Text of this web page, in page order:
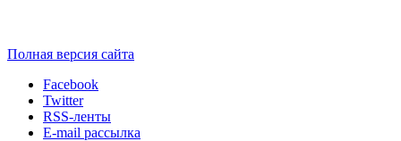
Полная версия сайта
Facebook
Twitter
RSS-ленты
E-mail рассылка